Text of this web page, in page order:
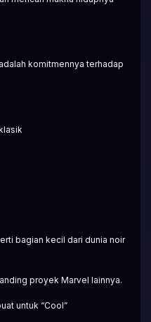
komitmennya terhadap
bagian kecil dari dunia noir
proyek Marvel lainnya.
untuk “Cool”